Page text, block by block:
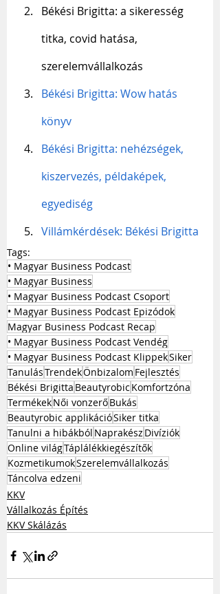
Békési Brigitta: a sikeresség
titka, covid hatása,
szerelemvállalkozás
Békési Brigitta: Wow hatás
könyv
Békési Brigitta: nehézségek,
kiszervezés, példaképek,
egyediség
Villámkérdések: Békési Brigitta
Tags:
• Magyar Business Podcast
• Magyar Business
• Magyar Business Podcast Csoport
• Magyar Business Podcast Epizódok
Magyar Business Podcast Recap
• Magyar Business Podcast Vendég
• Magyar Business Podcast KlippekSiker
TanulásTrendekÖnbizalom Fejlesztés
Békési Brigitta Beautyrobic Komfortzóna
TermékekNői vonzerőBukás
Beautyrobic applikációSiker titka
Tanulni a hibákból Naprakész Divíziók
Online világTáplálékkiegészítők
KozmetikumokSzerelemvállalkozás
Táncolva edzeni
KKV
Vállalkozás Építés
KKV Skálázás